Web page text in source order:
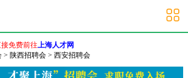
免费前往上海人才网
> 陕西招聘会 > 西安招聘会